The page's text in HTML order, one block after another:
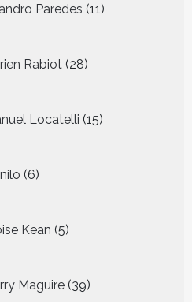
Paredes 11
producten
Rabiot 28
producten
Locatelli 15
producten
6
producten
Kean 5
producten
Maguire 39
producten